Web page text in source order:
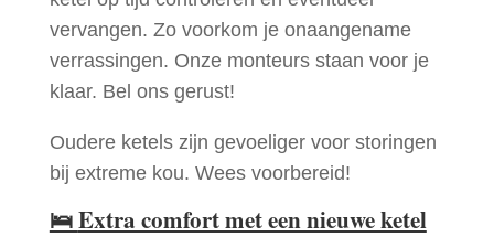
vervangen. Zo voorkom je onaangename
verrassingen. Onze monteurs staan voor je
klaar. Bel ons gerust!
Oudere ketels zijn gevoeliger voor storingen
bij extreme kou. Wees voorbereid!
🛌Extra comfort met een nieuwe ketel